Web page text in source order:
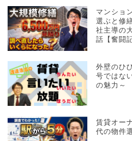
マンショ
選ぶと修
社主導の
話【奮闘
外壁のひ
号ではな
の魅力～
賃貸オー
代の物件